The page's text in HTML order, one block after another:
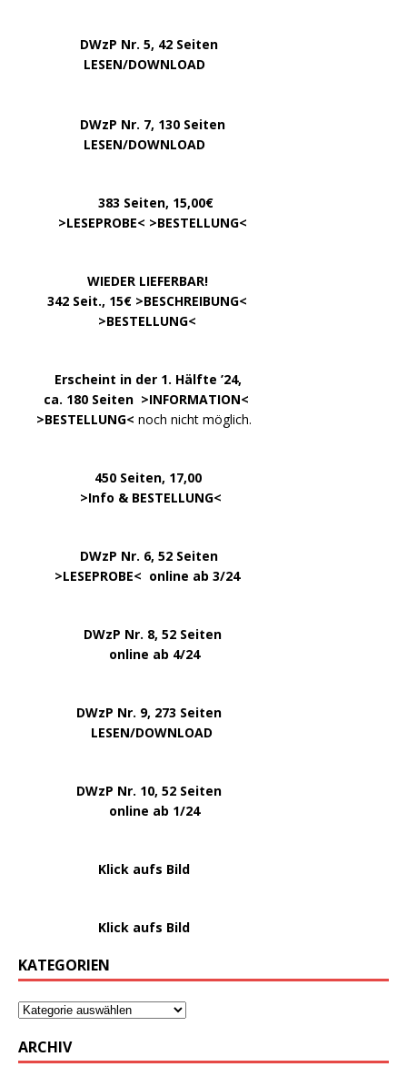
DWzP Nr. 5, 42 Seiten
LESEN/DOWNLOAD
DWzP Nr. 7, 130 Seiten
LESEN/DOWNLOAD
383 Seiten, 15,00€
>LESEPROBE< >BESTELLUNG<
WIEDER LIEFERBAR!
342 Seit., 15€ >BESCHREIBUNG<
>BESTELLUNG<
Erscheint in der 1. Hälfte ’24,
ca. 180 Seiten >INFORMATION<
>BESTELLUNG< noch nicht möglich.
450 Seiten, 17,00
>Info & BESTELLUNG<
DWzP Nr. 6, 52 Seiten
>LESEPROBE< online ab 3/24
DWzP Nr. 8, 52 Seiten
online ab 4/24
DWzP Nr. 9, 273 Seiten
LESEN/DOWNLOAD
DWzP Nr. 10, 52 Seiten
online ab 1/24
Klick aufs Bild
Klick aufs Bild
KATEGORIEN
ARCHIV